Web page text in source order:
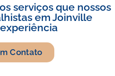
serviços que nossos
em Joinville
Contato